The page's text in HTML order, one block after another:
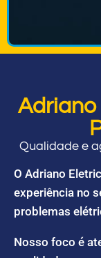
Adriano
Qualidade e
O Adriano
experiência no
problemas
Nosso foco é